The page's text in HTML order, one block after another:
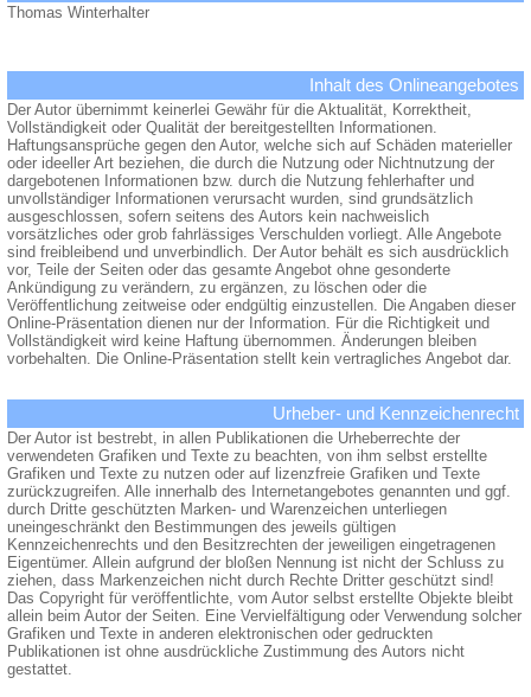
Thomas Winterhalter
Inhalt des Onlineangebotes
Der Autor übernimmt keinerlei Gewähr für die Aktualität, Korrektheit,
Vollständigkeit oder Qualität der bereitgestellten Informationen.
Haftungsansprüche gegen den Autor, welche sich auf Schäden materieller
oder ideeller Art beziehen, die durch die Nutzung oder Nichtnutzung der
dargebotenen Informationen bzw. durch die Nutzung fehlerhafter und
unvollständiger Informationen verursacht wurden, sind grundsätzlich
ausgeschlossen, sofern seitens des Autors kein nachweislich
vorsätzliches oder grob fahrlässiges Verschulden vorliegt. Alle Angebote
sind freibleibend und unverbindlich. Der Autor behält es sich ausdrücklich
vor, Teile der Seiten oder das gesamte Angebot ohne gesonderte
Ankündigung zu verändern, zu ergänzen, zu löschen oder die
Veröffentlichung zeitweise oder endgültig einzustellen. Die Angaben dieser
Online-Präsentation dienen nur der Information. Für die Richtigkeit und
Vollständigkeit wird keine Haftung übernommen. Änderungen bleiben
vorbehalten. Die Online-Präsentation stellt kein vertragliches Angebot dar.
Urheber- und Kennzeichenrecht
Der Autor ist bestrebt, in allen Publikationen die Urheberrechte der
verwendeten Grafiken und Texte zu beachten, von ihm selbst erstellte
Grafiken und Texte zu nutzen oder auf lizenzfreie Grafiken und Texte
zurückzugreifen. Alle innerhalb des Internetangebotes genannten und ggf.
durch Dritte geschützten Marken- und Warenzeichen unterliegen
uneingeschränkt den Bestimmungen des jeweils gültigen
Kennzeichenrechts und den Besitzrechten der jeweiligen eingetragenen
Eigentümer. Allein aufgrund der bloßen Nennung ist nicht der Schluss zu
ziehen, dass Markenzeichen nicht durch Rechte Dritter geschützt sind!
Das Copyright für veröffentlichte, vom Autor selbst erstellte Objekte bleibt
allein beim Autor der Seiten. Eine Vervielfältigung oder Verwendung solcher
Grafiken und Texte in anderen elektronischen oder gedruckten
Publikationen ist ohne ausdrückliche Zustimmung des Autors nicht
gestattet.